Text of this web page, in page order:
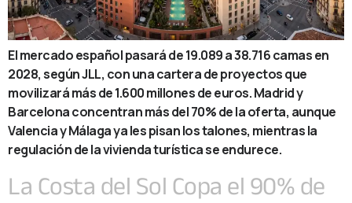
El mercado español pasará de 19.089 a 38.716 camas en
2028, según JLL, con una cartera de proyectos que
movilizará más de 1.600 millones de euros. Madrid y
Barcelona concentran más del 70% de la oferta, aunque
Valencia y Málaga ya les pisan los talones, mientras la
regulación de la vivienda turística se endurece.
La Costa del Sol Copa el 90% de